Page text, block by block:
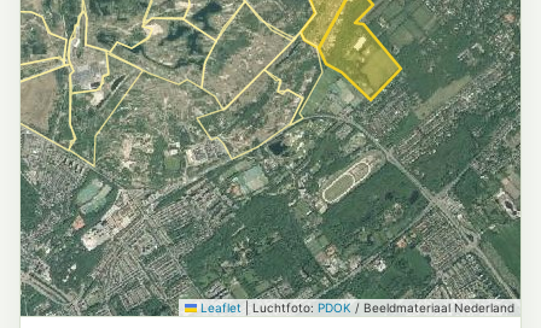
Leaflet Luchtfoto: PDOK / Beeldmateriaal Nederland